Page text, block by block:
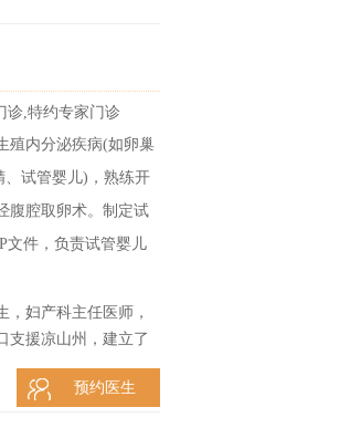
诊,特约专家门诊
殖内分泌疾病(如卵巢
试管婴儿)，熟练开
腹腔取卵术。制定试
文件，负责试管婴儿
，妇产科主任医师，
支援凉山州，建立了
育心愿，接受四川电
角，荣获2018年四
预约医生